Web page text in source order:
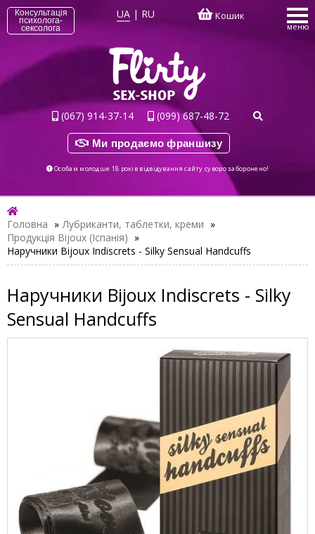
Консультація
психолога-
сексолога
UA | RU Кошик
меню
(067) 914-37-14 (099) 687-48-72
Ми продаємо франшизу
Особам молодше 18 років відвідування сайту суворо заборонено!
Головна » Лубриканти, таблетки, креми »
Продукція Bijoux (Іспанія) »
Наручники Bijoux Indiscrets - Silky Sensual Handcuffs
Наручники Bijoux Indiscrets - Silky
Sensual Handcuffs